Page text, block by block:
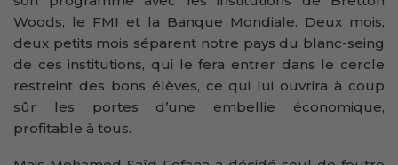
Woods, le FMI et la Banque Mondiale. Deux mois,
deux petits mois séparent notre pays du blanc-seing
de ces institutions, qui le fera entrer dans le cercle
restreint des bons élèves, ce qui lui ouvrira à coup
sûr les portes d’une embellie économique,
profitable à tous.